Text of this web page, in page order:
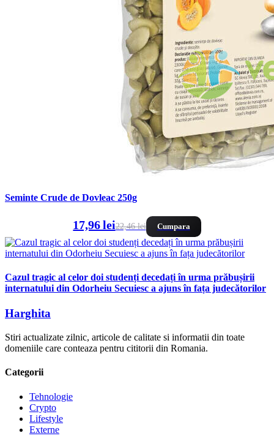
Seminte Crude de Dovleac 250g
17,96 lei22,46 lei Cumpara
Cazul tragic al celor doi studenți decedați în urma prăbușirii
internatului din Odorheiu Secuiesc a ajuns în fața judecătorilor
Harghita
Stiri actualizate zilnic, articole de calitate si informatii din toate
domeniile care conteaza pentru cititorii din Romania.
Categorii
Tehnologie
Crypto
Lifestyle
Externe